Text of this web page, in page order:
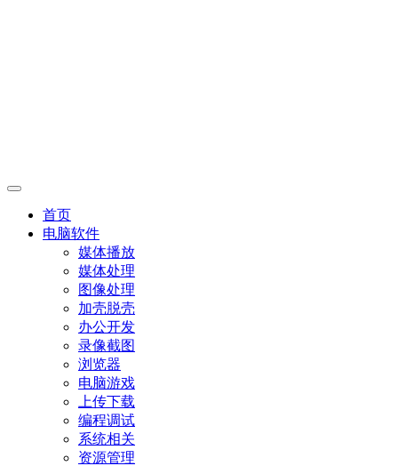
首页
电脑软件
媒体播放
媒体处理
图像处理
加壳脱壳
办公开发
录像截图
浏览器
电脑游戏
上传下载
编程调试
系统相关
资源管理